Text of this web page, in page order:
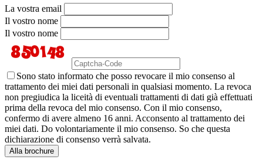
La vostra email
Il vostro nome
Il vostro nome
Sono stato informato che posso revocare il mio consenso al
trattamento dei miei dati personali in qualsiasi momento. La revoca
non pregiudica la liceità di eventuali trattamenti di dati già effettuati
prima della revoca del mio consenso. Con il mio consenso,
confermo di avere almeno 16 anni. Acconsento al trattamento dei
miei dati. Do volontariamente il mio consenso. So che questa
dichiarazione di consenso verrà salvata.
Alla brochure